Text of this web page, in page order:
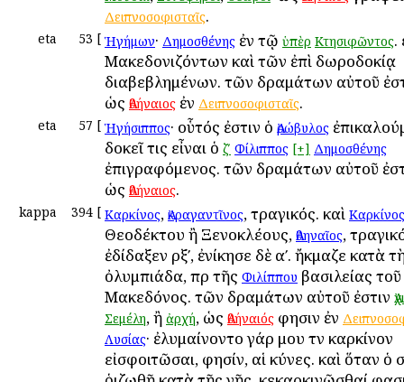
Δειπνοσοφισταῖς.
eta 53 [ Ἡγήμων· Δημοσθένης ἐν τῷ ὑπὲρ Κτησιφῶντος.
Μακεδονιζόντων καὶ τῶν ἐπὶ δωροδοκίᾳ
διαβεβλημένων. τῶν δραμάτων αὐτοῦ
ὡς Ἀθήναιος ἐν Δειπνοσοφισταῖς.
eta 57 [ Ἡγήσιππος· οὗτός ἐστιν ὁ Ἀρώβυλος
δοκεῖ τις εἶναι ὁ ζʹ Φίλιππος [+] Δημοσθένης
ἐπιγραφόμενος. τῶν δραμάτων αὐτοῦ
ὡς Ἀθήναιος.
kappa 394 [ Καρκίνος, Ἀκραγαντῖνος, τραγικός. καὶ Καρκίνος
Θεοδέκτου ἢ Ξενοκλέους, Ἀθηναῖος,
ἐδίδαξεν ρξʹ, ἐνίκησε δὲ αʹ. ἤκμαζε κατὰ
ὀλυμπιάδα, πρὸ τῆς Φιλίππου βασιλείας τοῦ
Μακεδόνος. τῶν δραμάτων αὐτοῦ ἐστιν
Σεμέλη, ἢ ἀρχή, ὡς Ἀθήναιός φησιν ἐν
Λυσίας· ἐλυμαίνοντο γάρ μου τὸν καρκίνον
εἰσφοιτῶσαι, φησίν, αἱ κύνες. καὶ ὅταν ὁ